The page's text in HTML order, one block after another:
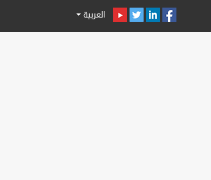
العربية